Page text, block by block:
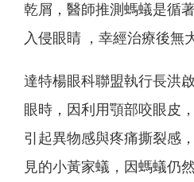
乾屑，醫師推測螞蟻是循
入侵眼睛 ，幸經治療後無
達特楊眼科聯盟執行長洪
眼時，因利用顎部咬眼皮
引起異物感與疼痛撕裂感
見的小黃家蟻，因螞蟻仍